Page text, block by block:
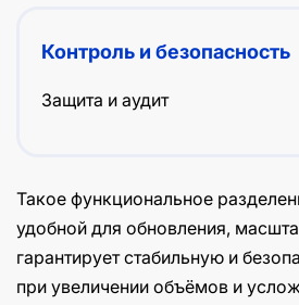
Контроль и безопасность
Защита и аудит
Такое функциональное
удобной для обновления,
гарантирует стабильную и
при увеличении объёмов и